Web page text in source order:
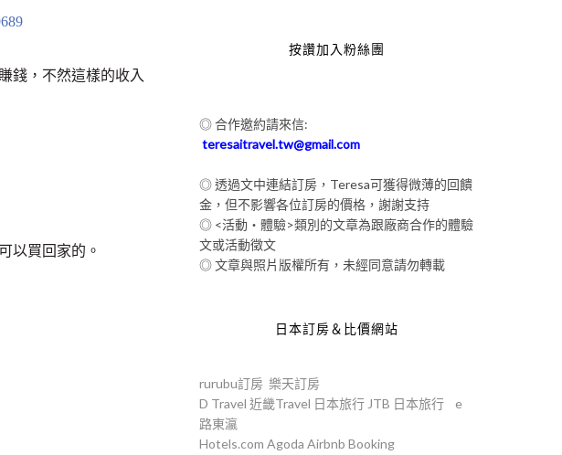
錢，不然這樣的收入
以買回家的。
按讚加入粉絲團
◎ 合作邀約請來信:
teresaitravel.tw@gmail.com
◎ 透過文中連結訂房，Teresa可獲得微薄的回饋
金，但不影響各位訂房的價格，謝謝支持
◎ <活動‧體驗>類別的文章為跟廠商合作的體驗
文或活動徵文
◎ 文章與照片版權所有，未經同意請勿轉載
日本訂房＆比價網站
rurubu訂房 樂天訂房
D Travel 近畿Travel 日本旅行 JTB 日本旅行
e
路東瀛
Hotels.com Agoda Airbnb Booking